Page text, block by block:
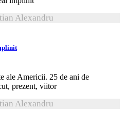
Alexandru
Alexandru